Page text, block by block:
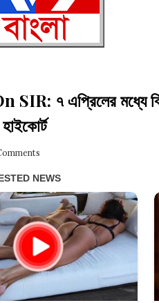
SIR: ৭ এপ্রিলের মধ্যে